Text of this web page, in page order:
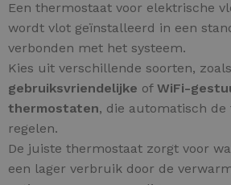
Een thermostaat voor elektrische
wordt vlot geïnstalleerd in een
verbonden met het systeem.
Kies uit verschillende soorten, zoals
gebruiksvriendelijke of WiFi-
thermostaten, die automatisch
regelen.
De juiste thermostaat zorgt voor
een lager verbruik door de